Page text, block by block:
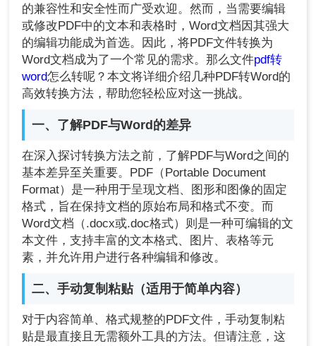
的兼容性和安全性而广受欢迎。然而，当需要编辑
或修改PDF中的文本和表格时，Word文档因其强大
的编辑功能成为首选。因此，将PDF文件转换为
Word文档成为了一个常见的需求。那么文件pdf转
word怎么转呢？本文将详细介绍几种PDF转Word的
高效转换方法，帮助您轻松应对这一挑战。
一、了解PDF与Word的差异
在深入探讨转换方法之前，了解PDF与Word之间的
基本差异至关重要。PDF（Portable Document
Format）是一种用于呈现文档、图形和图像的固定
格式，旨在保持文档的原始布局和格式不变。而
Word文档（.docx或.doc格式）则是一种可编辑的文
本文件，支持丰富的文本格式、图片、表格等元
素，并允许用户进行各种编辑和修改。
二、手动复制粘贴（适用于简单内容）
对于内容简单、格式规整的PDF文件，手动复制粘
贴是最直接且无需额外工具的方法。但请注意，这